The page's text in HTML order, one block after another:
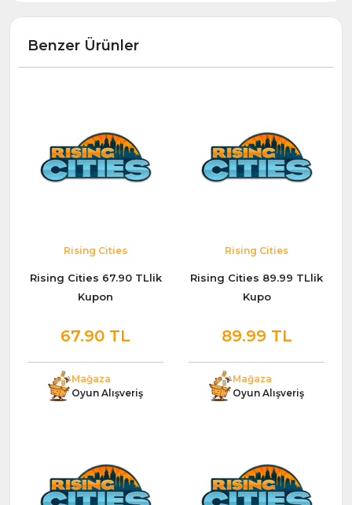
Benzer Ürünler
Rising Cities
Rising Cities 67.90 TLlik
Kupon
67.90 TL
Mağaza
Oyun Alışveriş
Rising Cities
Rising Cities 89.99 TLlik
Kupo
89.99 TL
Mağaza
Oyun Alışveriş